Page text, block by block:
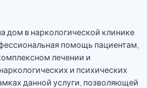
дом в наркологической клинике
помощь пациентам,
лечении и
и психических
данной услуги, позволяющей